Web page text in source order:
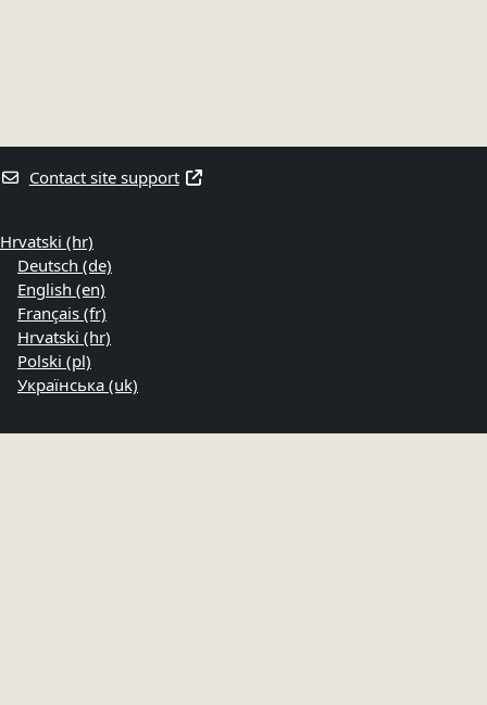
Contact site support
Hrvatski ‎(hr)‎
Deutsch ‎(de)‎
English ‎(en)‎
Français ‎(fr)‎
Hrvatski ‎(hr)‎
Polski ‎(pl)‎
Українська ‎(uk)‎